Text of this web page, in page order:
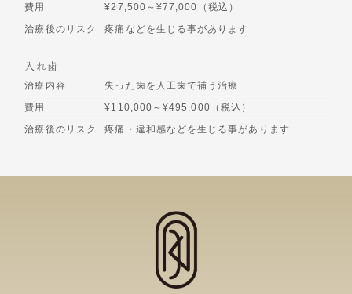
費用
¥27,500～¥77,000（税込）
治療後のリスク
疼痛などを生じる事があります
入れ歯
治療内容
失った歯を人工歯で補う治療
費用
¥110,000～¥495,000（税込）
治療後のリスク
疼痛・違和感などを生じる事があります